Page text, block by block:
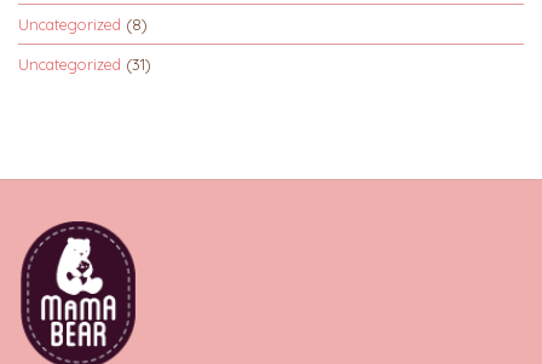
Uncategorized (8)
Uncategorized (31)